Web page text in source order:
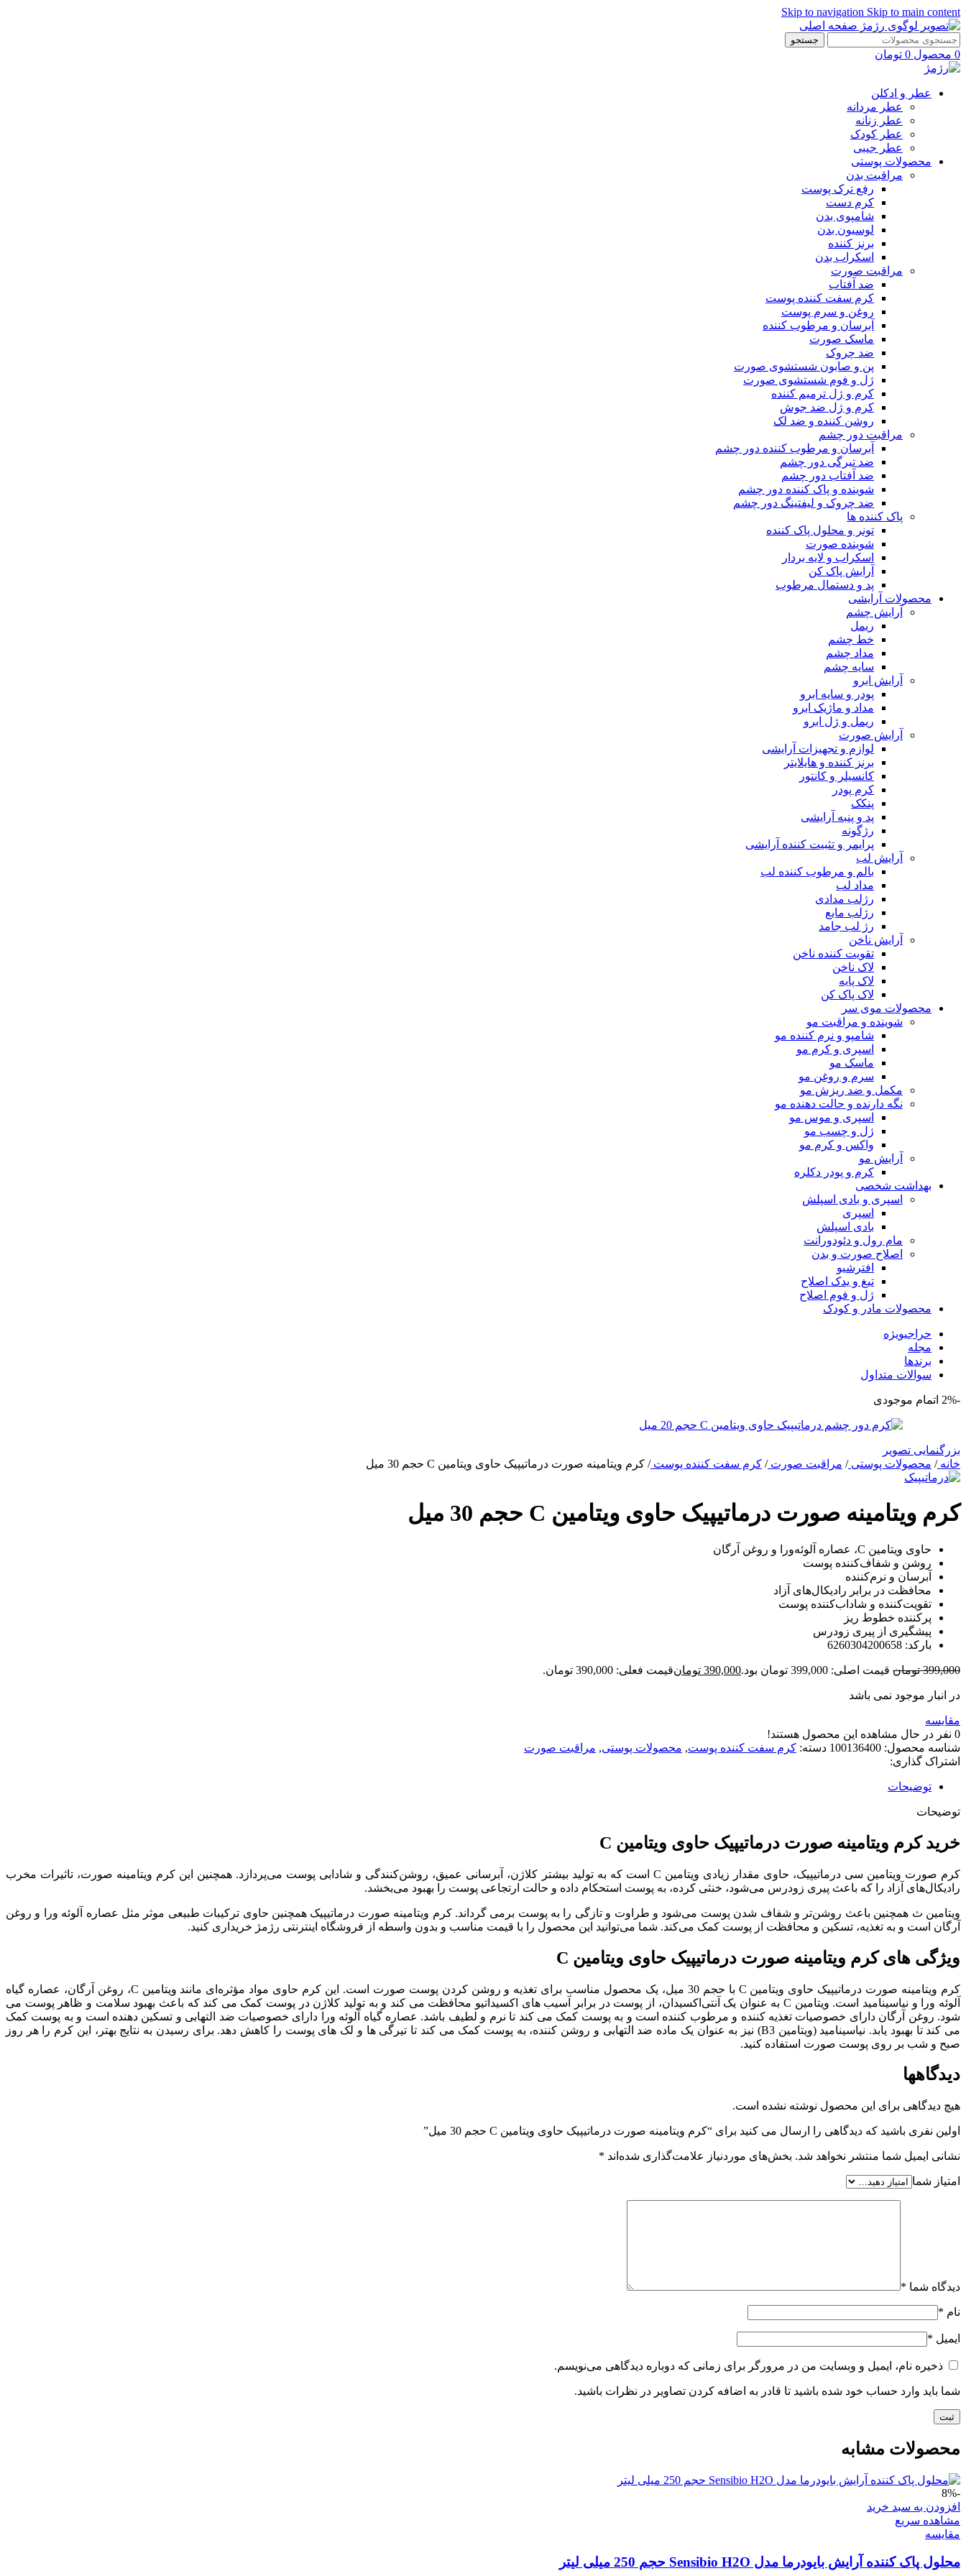
Skip to navigation Skip to main content
جستجو
0 محصول 0 تومان
عطر و ادکلن
عطر مردانه
عطر زنانه
عطر کودک
عطر جیبی
محصولات پوستی
مراقبت بدن
رفع ترک پوست
کرم دست
شامپوی بدن
لوسیون بدن
برنز کننده
اسکراب بدن
مراقبت صورت
ضد آفتاب
کرم سفت کننده پوست
روغن و سرم پوست
آبرسان و مرطوب کننده
ماسک صورت
ضد چروک
پن و صابون شستشوی صورت
ژل و فوم شستشوی صورت
کرم و ژل ترمیم کننده
کرم و ژل ضد جوش
روشن کننده و ضد لک
مراقبت دور چشم
آبرسان و مرطوب کننده دور چشم
ضد تیرگی دور چشم
ضد آفتاب دور چشم
شوینده و پاک کننده دور چشم
ضد چروک و لیفتینگ دور چشم
پاک کننده ها
تونر و محلول پاک کننده
شوینده صورت
اسکراب و لایه بردار
آرایش پاک کن
پد و دستمال مرطوب
محصولات آرایشی
آرایش چشم
ریمل
خط چشم
مداد چشم
سایه چشم
آرایش ابرو
پودر و سایه ابرو
مداد و ماژیک ابرو
ریمل و ژل ابرو
آرایش صورت
لوازم و تجهیزات آرایشی
برنز کننده و هایلایتر
کانسیلر و کانتور
کرم پودر
پنکک
پد و پنبه آرایشی
رژگونه
پرایمر و تثبیت کننده آرایشی
آرایش لب
بالم و مرطوب کننده لب
مداد لب
رژلب مدادی
رژلب مایع
رژ لب جامد
آرایش ناخن
تقویت کننده ناخن
لاک ناخن
لاک پایه
لاک پاک کن
محصولات موی سر
شوینده و مراقبت مو
شامپو و نرم کننده مو
اسپری و کرم مو
ماسک مو
سرم و روغن مو
مکمل و ضد ریزش مو
نگه دارنده و حالت دهنده مو
اسپری و موس مو
ژل و چسب مو
واکس و کرم مو
آرایش مو
کرم و پودر دکلره
بهداشت شخصی
اسپری و بادی اسپلش
اسپری
بادی اسپلش
مام رول و دئودورانت
اصلاح صورت و بدن
افترشیو
تیغ و یدک اصلاح
ژل و فوم اصلاح
محصولات مادر و کودک
حراجیویژه
مجله
برندها
سوالات متداول
-2% اتمام موجودی
بزرگنمایی تصویر
خانه/ محصولات پوستی/ مراقبت صورت/ کرم سفت کننده پوست/ کرم ویتامینه صورت درماتیپیک حاوی ویتامین C حجم 30 میل
کرم ویتامینه صورت درماتیپیک حاوی ویتامین C حجم 30 میل
حاوی ویتامین C، عصاره آلوئه‌ورا و روغن آرگان
روشن و شفاف‌کننده پوست
آبرسان و نرم‌کننده
محافظت در برابر رادیکال‌های آزاد
تقویت‌کننده و شاداب‌کننده پوست
پرکننده خطوط ریز
پیشگیری از پیری زودرس
بارکد: 6260304200658
399,000 تومان قیمت اصلی: 399,000 تومان بود. 390,000 تومانقیمت فعلی: 390,000 تومان.
در انبار موجود نمی باشد
مقایسه
0 نفر در حال مشاهده این محصول هستند!
شناسه محصول: 100136400 دسته: کرم سفت کننده پوست, محصولات پوستی, مراقبت صورت
اشتراک گذاری:
توضیحات
توضیحات
خرید کرم ویتامینه صورت درماتیپیک حاوی ویتامین C
کرم صورت ویتامین سی درماتیپیک، حاوی مقدار زیادی ویتامین C است که به تولید بیشتر کلاژن، آبرسانی عمیق، روشن‌کنندگی و شادابی پوست می‌پردازد. همچنین این کرم ویتامینه صورت، تاثیرات مخرب
رادیکال‌های آزاد را که باعث پیری زودرس می‌شود، خنثی کرده، به پوست استحکام داده و حالت ارتجاعی پوست را بهبود می‌بخشد.
ویتامین ث همچنین باعث روشن‌تر و شفاف شدن پوست می‌شود و طراوت و تازگی را به پوست برمی گرداند. کرم ویتامینه صورت درماتیپیک همچنین حاوی ترکیبات طبیعی موثر مثل عصاره آلوئه ورا و روغن
آرگان است و به تغذیه، تسکین و محافظت از پوست کمک می‌کند. شما می‌توانید این محصول را با قیمت مناسب و بدون واسطه از فروشگاه اینترنتی رژمژ خریداری کنید.
ویژگی های کرم ویتامینه صورت درماتیپیک حاوی ویتامین C
کرم ویتامینه صورت درماتیپیک حاوی ویتامین C با حجم 30 میل، یک محصول مناسب برای تغذیه و روشن کردن پوست صورت است. این کرم حاوی مواد مؤثره‌ای مانند ویتامین C، روغن آرگان، عصاره گیاه
آلوئه ورا و نیاسینامید است. ویتامین C به عنوان یک آنتی‌اکسیدان، از پوست در برابر آسیب های اکسیداتیو محافظت می کند و به تولید کلاژن در پوست کمک می کند که باعث بهبود سلامت و ظاهر پوست می
شود. روغن آرگان دارای خصوصیات تغذیه کننده و مرطوب کننده است و به پوست کمک می کند تا نرم و لطیف باشد. عصاره گیاه آلوئه ورا دارای خصوصیات ضد التهابی و تسکین دهنده است و به پوست کمک
می کند تا بهبود یابد. نیاسینامید (ویتامین B3) نیز به عنوان یک ماده ضد التهابی و روشن کننده، به پوست کمک می کند تا تیرگی ها و لک های پوست را کاهش دهد. برای رسیدن به نتایج بهتر، این کرم را هر روز
صبح و شب بر روی پوست صورت استفاده کنید.
دیدگاهها
هیچ دیدگاهی برای این محصول نوشته نشده است.
اولین نفری باشید که دیدگاهی را ارسال می کنید برای “کرم ویتامینه صورت درماتیپیک حاوی ویتامین C حجم 30 میل”
نشانی ایمیل شما منتشر نخواهد شد. بخش‌های موردنیاز علامت‌گذاری شده‌اند *
امتیاز شما
دیدگاه شما *
نام *
ایمیل *
ذخیره نام، ایمیل و وبسایت من در مرورگر برای زمانی که دوباره دیدگاهی می‌نویسم.
شما باید وارد حساب خود شده باشید تا قادر به اضافه کردن تصاویر در نظرات باشید.
محصولات مشابه
-8%
افزودن به سبد خرید
مشاهده سریع
مقایسه
محلول پاک کننده آرایش بایودرما مدل Sensibio H2O حجم 250 میلی لیتر